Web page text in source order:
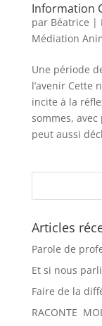
Information
par Béatrice |
Médiation
Une période
l’avenir Cette
incite à la
sommes,
peut aussi
Articles
Parole de
Et si nous
Faire de la
RACONTE